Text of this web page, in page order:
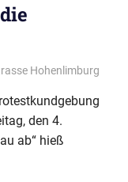
Hohenlimburg
den 4.
ab“ hieß